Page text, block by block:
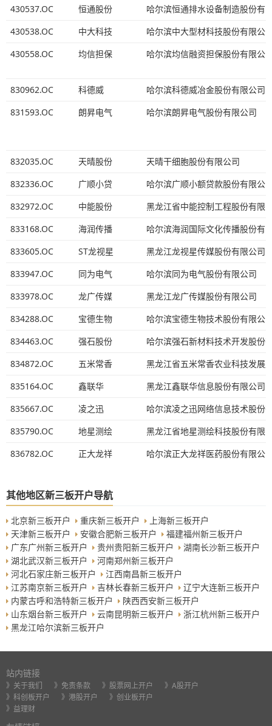
430537.OC
恒通股份
哈尔滨恒通排水设备制造股份有
430538.OC
中大科技
哈尔滨中大型材科技股份有限公
430558.OC
均信担保 哈尔滨均信融资担保股份有限公
830962.OC 科德威
哈尔滨科德威冶金股份有限公司
831593.OC
朗昇电气 哈尔滨朗昇电气股份有限公司
832035.OC 天晴股份
天晴干细胞股份有限公司
832336.OC
广顺小贷
哈尔滨广顺小额贷款股份有限公
832972.OC
中能股份
黑龙江省中能控制工程股份有限
833168.OC
海润传播
哈尔滨海润国际文化传播股份有
833605.OC
ST龙视星
黑龙江龙视星传媒股份有限公司
833947.OC
同为电气
哈尔滨同为电气股份有限公司
833978.OC
龙广传媒
黑龙江龙广传媒股份有限公司
834288.OC
宝德生物
哈尔滨宝德生物技术股份有限公
834463.OC
强石股份
哈尔滨强石新材料技术开发股份
834872.OC
五米常香
黑龙江省五米常香农业科技发展
835164.OC
鑫联华
黑龙江鑫联华信息股份有限公司
835667.OC
凌之迅
哈尔滨凌之迅网络信息技术股份
835790.OC
地星测绘
黑龙江省地星测绘科技股份有限
836782.OC
正大龙祥 哈尔滨正大龙祥医药股份有限公
其他地区新三板开户导航
北京新三板开户 重庆新三板开户
上海新三板开户
天津新三板开户
安徽合肥新三板开户
福建福州新三板开户
广东广州新三板开户
贵州贵阳新三板开户
湖南长沙新三板开户
湖北武汉新三板开户
河南郑州新三板开户
河北石家庄新三板开户
江西南昌新三板开户
江苏南京新三板开户
吉林长春新三板开户
辽宁大连新三板开户
内蒙古呼和浩特新三板开户
陕西西安新三板开户
山东烟台新三板开户
云南昆明新三板开户
浙江杭州新三板开户
黑龙江哈尔滨新三板开户
站内链接
》关于我们 》免责条款 》股票网上开户
》A股开户
》科创板开户
》港股开户
》创业板开户
》益理财